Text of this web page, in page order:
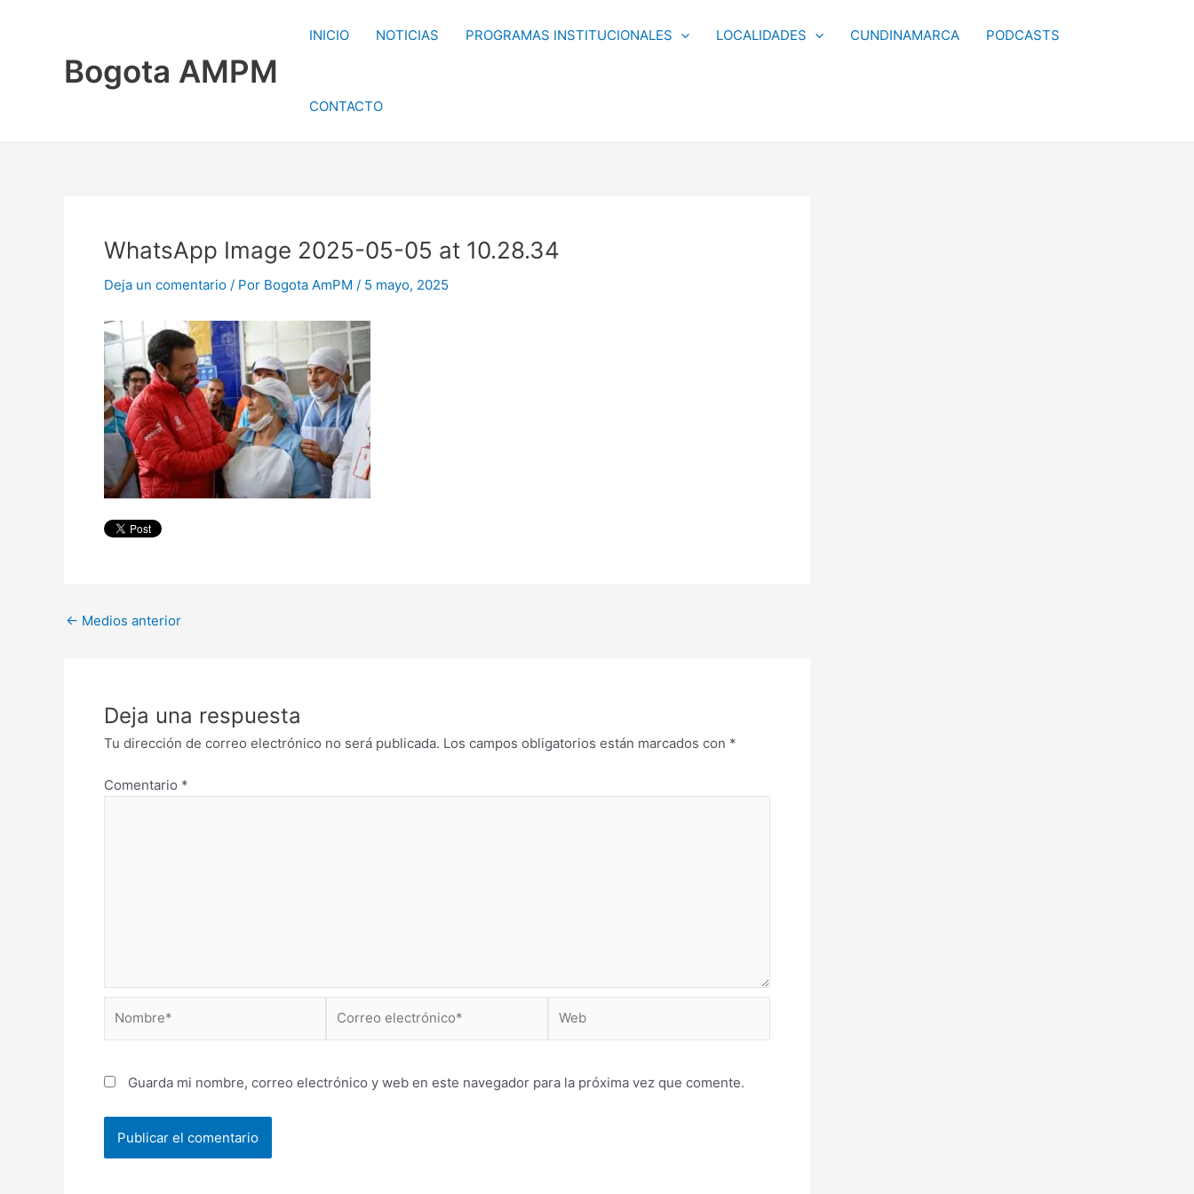
Bogota AMPM
INICIO NOTICIAS PROGRAMAS INSTITUCIONALES LOCALIDADES CUNDINAMARCA PODCASTS
CONTACTO
WhatsApp Image 2025-05-05 at 10.28.34
Deja un comentario / Por Bogota AmPM / 5 mayo, 2025
← Medios anterior
Deja una respuesta
Tu dirección de correo electrónico no será publicada. Los campos obligatorios están marcados con *
Comentario *
electrónico*
Guarda mi nombre, correo electrónico y web en este navegador para la próxima vez que comente.